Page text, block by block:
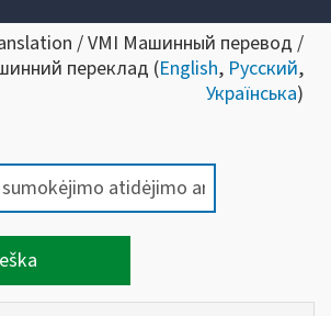
/ VMI Машинный перевод /
переклад (English, Русский,
Українська)